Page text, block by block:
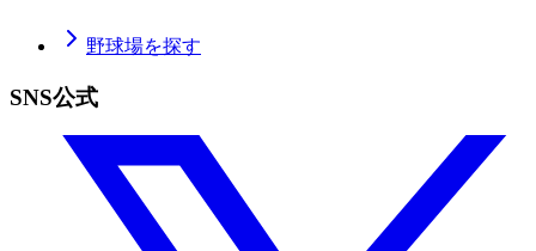
野球場を探す
SNS公式